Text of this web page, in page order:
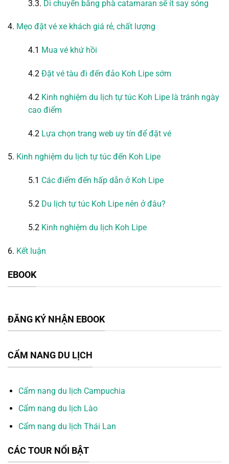
3.3. Di chuyển bằng phà catamaran sẽ ít say sóng
4. Mẹo đặt vé xe khách giá rẻ, chất lượng
4.1 Mua vé khứ hồi
4.2 Đặt vé tàu đi đến đảo Koh Lipe sớm
4.2 Kinh nghiệm du lịch tự túc Koh Lipe là tránh ngày
cao điểm
4.2 Lựa chọn trang web uy tín để đặt vé
5. Kinh nghiệm du lịch tự túc đến Koh Lipe
5.1 Các điểm đến hấp dẫn ở Koh Lipe
5.2 Du lịch tự túc Koh Lipe nên ở đâu?
5.2 Kinh nghiệm du lịch Koh Lipe
6. Kết luận
EBOOK
ĐĂNG KÝ NHẬN EBOOK
CẨM NANG DU LỊCH
Cẩm nang du lịch Campuchia
Cẩm nang du lịch Lào
Cẩm nang du lịch Thái Lan
CÁC TOUR NỔI BẬT